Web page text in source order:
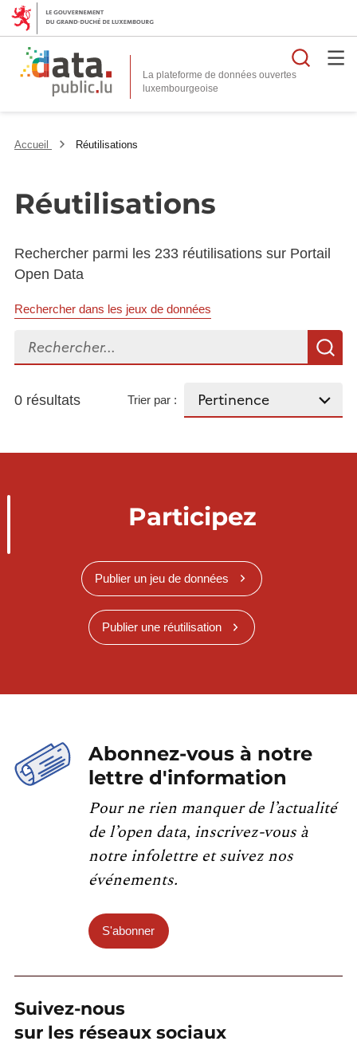
La plateforme de données ouvertes
Accueil Réutilisations
Réutilisations
Rechercher parmi les 233 réutilisations sur Portail
Open Data
Rechercher dans les jeux de données
Rechercher...
0 résultats Trier par :
Participez
Publier un jeu de données
Publier une réutilisation
Abonnez-vous à notre
lettre d'information
Pour ne rien manquer de l’actualité
de l’open data, inscrivez-vous à
notre infolettre et suivez nos
événements.
S'abonner
Suivez-nous
sur les réseaux sociaux